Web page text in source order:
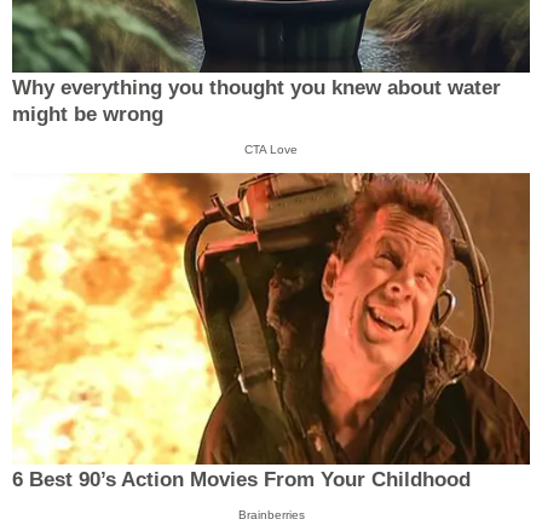
Why everything you thought you knew about water
might be wrong
CTA Love
6 Best 90’s Action Movies From Your Childhood
Brainberries